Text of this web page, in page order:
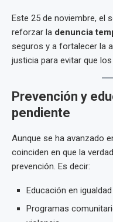
Este 25 de noviembre, el
reforzar la denuncia
seguros y a fortalecer la
justicia para evitar que
Prevención y
pendiente
Aunque se ha avanzado
coinciden en que la
prevención. Es decir:
Educación en
Programas